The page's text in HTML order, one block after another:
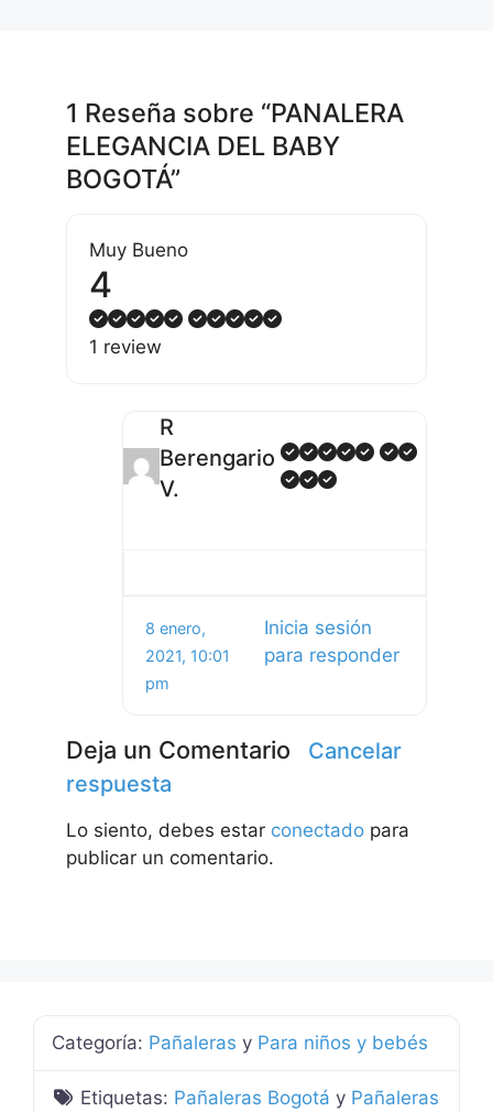
1 Reseña sobre “PANALERA
ELEGANCIA DEL BABY
BOGOTÁ”
Muy Bueno
4
1 review
R
Berengario
V.
8 enero,
2021, 10:01
pm
Inicia sesión
para responder
Deja un Comentario
Cancelar
respuesta
Lo siento, debes estar conectado para
publicar un comentario.
Categoría: Pañaleras y Para niños y bebés
Etiquetas: Pañaleras Bogotá y Pañaleras